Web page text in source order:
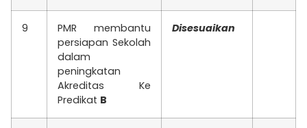
9
PMR membantu
persiapan Sekolah
dalam
peningkatan
Akreditas Ke
Predikat B
Disesuaikan